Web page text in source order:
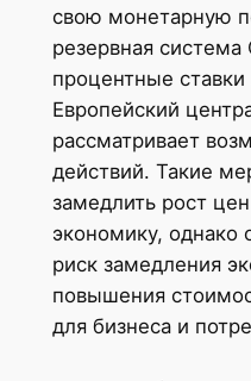
свою монетарную
резервная
процентные ставки
Европейский
рассматривает
действий. Такие
замедлить рост
экономику, однако
риск замедления
повышения
для бизнеса и